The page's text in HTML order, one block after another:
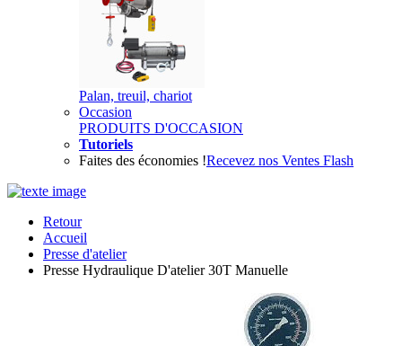
Palan, treuil, chariot
Occasion
PRODUITS D'OCCASION
Tutoriels
Faites des économies !Recevez nos Ventes Flash
Retour
Accueil
Presse d'atelier
Presse Hydraulique D'atelier 30T Manuelle